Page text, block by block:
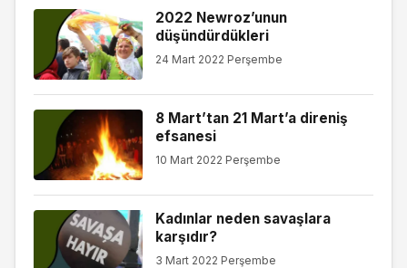
2022 Newroz’unun
düşündürdükleri
24 Mart 2022 Perşembe
8 Mart’tan 21 Mart’a direniş
efsanesi
10 Mart 2022 Perşembe
Kadınlar neden savaşlara
karşıdır?
3 Mart 2022 Perşembe